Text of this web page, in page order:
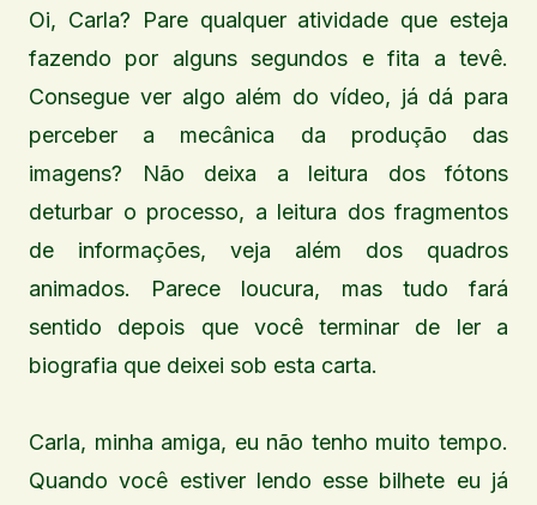
Oi, Carla? Pare qualquer atividade que esteja
fazendo por alguns segundos e fita a tevê.
Consegue ver algo além do vídeo, já dá para
perceber a mecânica da produção das
imagens? Não deixa a leitura dos fótons
deturbar o processo, a leitura dos fragmentos
de informações, veja além dos quadros
animados. Parece loucura, mas tudo fará
sentido depois que você terminar de ler a
biografia que deixei sob esta carta.
Carla, minha amiga, eu não tenho muito tempo.
Quando você estiver lendo esse bilhete eu já